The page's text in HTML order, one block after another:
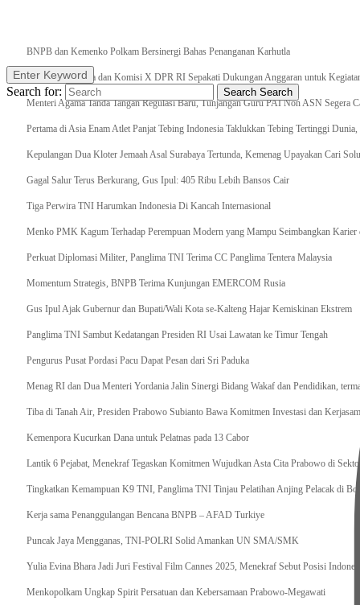
BNPB dan Kemenko Polkam Bersinergi Bahas Penanganan Karhutla
Raker Kemenpora dan Komisi X DPR RI Sepakati Dukungan Anggaran untuk
Menteri Agama Tanda Tangan Regulasi Baru, Tunjangan Guru PAI Non ASN Segera
Pertama di Asia Enam Atlet Panjat Tebing Indonesia Taklukkan Tebing Tertinggi
Kepulangan Dua Kloter Jemaah Asal Surabaya Tertunda, Kemenag Upayakan Cari
Gagal Salur Terus Berkurang, Gus Ipul: 405 Ribu Lebih Bansos Cair
Tiga Perwira TNI Harumkan Indonesia Di Kancah Internasional
Menko PMK Kagum Terhadap Perempuan Modern yang Mampu Seimbangkan Karier
Perkuat Diplomasi Militer, Panglima TNI Terima CC Panglima Tentera Malaysia
Momentum Strategis, BNPB Terima Kunjungan EMERCOM Rusia
Gus Ipul Ajak Gubernur dan Bupati/Wali Kota se-Kalteng Hajar Kemiskinan Ekstrem
Panglima TNI Sambut Kedatangan Presiden RI Usai Lawatan ke Timur Tengah
Pengurus Pusat Pordasi Pacu Dapat Pesan dari Sri Paduka
Menag RI dan Dua Menteri Yordania Jalin Sinergi Bidang Wakaf dan Pendidikan,
Tiba di Tanah Air, Presiden Prabowo Subianto Bawa Komitmen Investasi dan
Kemenpora Kucurkan Dana untuk Pelatnas pada 13 Cabor
Lantik 6 Pejabat, Menekraf Tegaskan Komitmen Wujudkan Asta Cita Prabowo di Sektor
Tingkatkan Kemampuan K9 TNI, Panglima TNI Tinjau Pelatihan Anjing Pelacak di
Kerja sama Penanggulangan Bencana BNPB – AFAD Turkiye
Puncak Jaya Mengganas, TNI-POLRI Solid Amankan UN SMA/SMK
Yulia Evina Bhara Jadi Juri Festival Film Cannes 2025, Menekraf Sebut Posisi
Menkopolkam Ungkap Spirit Persatuan dan Kebersamaan Prabowo-Megawati
Enter Keyword
Search for: Search Search